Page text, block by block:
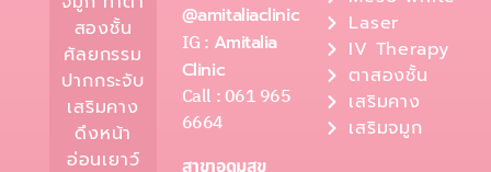
สองชั้น
ศัลยกรรม
ปากกระจับ
เสริมคาง
ดึงหน้า
อ่อนเยาว์
@amitaliaclinic
IG : Amitalia
Clinic
Call : 061 965
6664
สาขาอุดมสุข
Laser
IV Therapy
ตาสองชั้น
เสริมคาง
เสริมจมูก